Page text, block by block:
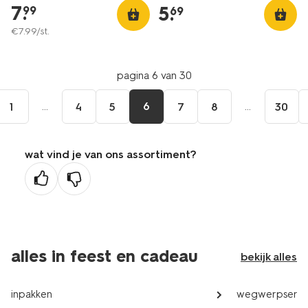
7.
99
€7.99/st.
5.
69
pagina 6 van 30
1 ... 4 5 6 7 8 ... 30
wat vind je van ons assortiment?
alles in feest en cadeau bekijk alles
inpakken